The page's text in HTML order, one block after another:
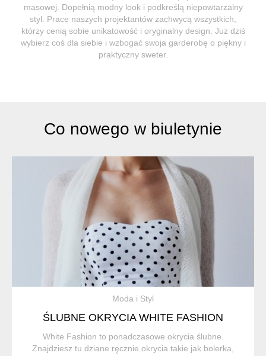
masowej. Dopełnią modny look i podkreślą niepowtarzalny
styl. Prace naszych projektantów zachwycą wszystkich,
którzy cenią sobie unikatowość i oryginalny design. Już dziś
wybierz coś dla siebie i wzbogać swoja garderobę o piękny i
praktyczny sweter.
Co nowego w biuletynie
Moda i Styl
ŚLUBNE OKRYCIA WHITE FASHION
White Fashion to ponadczasowe okrycia ślubne.
Znajdziesz tu dziane ręcznie okrycia takie jak bolerka,